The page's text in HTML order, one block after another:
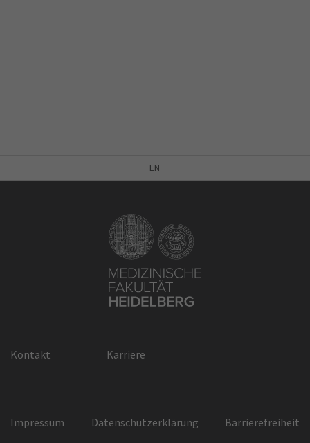
EN
Kontakt Karriere
Impressum Datenschutzerklärung Barrierefreiheit